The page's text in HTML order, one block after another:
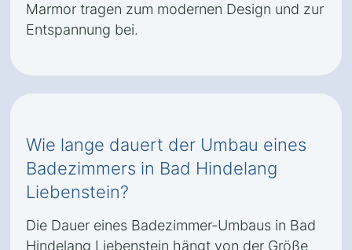
Marmor tragen zum modernen Design und zur
Entspannung bei.
Wie lange dauert der Umbau eines
Badezimmers in Bad Hindelang
Liebenstein?
Die Dauer eines Badezimmer-Umbaus in Bad
Hindelang Liebenstein hängt von der Größe